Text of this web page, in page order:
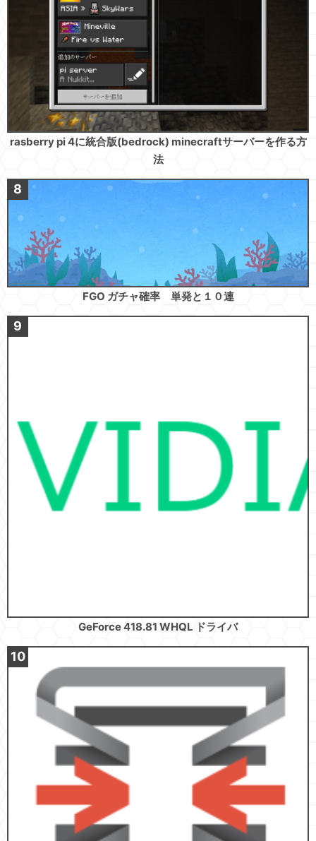
rasberry pi 4に統合版(bedrock) minecraftサーバーを作る方
法
FGO ガチャ確率 単発と１０連
GeForce 418.81 WHQL ドライバ